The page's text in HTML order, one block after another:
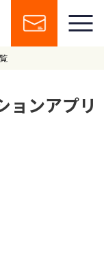
ョンアプリ